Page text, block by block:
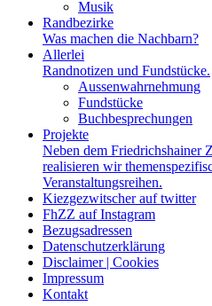
Musik
Randbezirke
Was machen die Nachbarn?
Allerlei
Randnotizen und Fundstücke.
Aussenwahrnehmung
Fundstücke
Buchbesprechungen
Projekte
Neben dem Friedrichshainer
realisieren wir
Veranstaltungsreihen.
Kiezgezwitscher auf twitter
FhZZ auf Instagram
Bezugsadressen
Datenschutzerklärung
Disclaimer | Cookies
Impressum
Kontakt